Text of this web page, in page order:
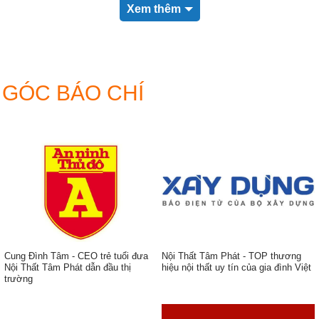
Xem thêm
GÓC BÁO CHÍ
Cung Đình Tâm - CEO trẻ tuổi đưa
Nội Thất Tâm Phát dẫn đầu thị
trường
Nội Thất Tâm Phát - TOP thương
hiệu nội thất uy tín của gia đình Việt